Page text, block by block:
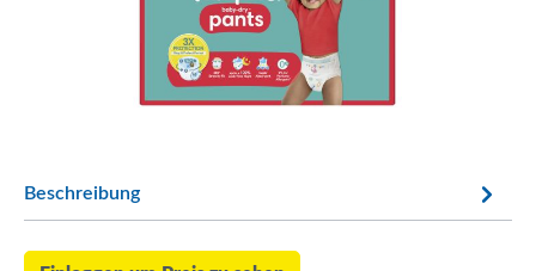
Beschreibung